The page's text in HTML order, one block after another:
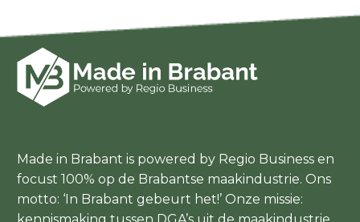
Made in Brabant is powered by Regio Business en
focust 100% op de Brabantse maakindustrie. Ons
motto: ‘In Brabant gebeurt het!’ Onze missie: